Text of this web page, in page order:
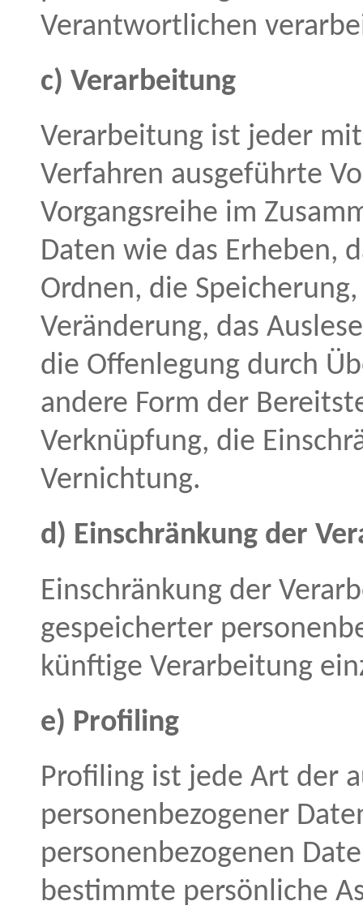
Verantwortlichen
c) Verarbeitung
Verarbeitung ist jeder
Verfahren ausgeführte
Vorgangsreihe im
Daten wie das Erheben,
Ordnen, die
Veränderung, das
die Offenlegung durch
andere Form der
Verknüpfung, die
Vernichtung.
d) Einschränkung der
Einschränkung der
gespeicherter
künftige Verarbeitung
e) Profiling
Profiling ist jede Art der
personenbezogener
personenbezogenen
bestimmte persönliche